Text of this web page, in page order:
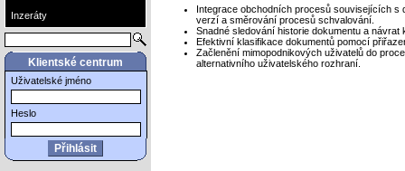
Inzeráty
Klientské centrum
Uživatelské jméno
Heslo
Integrace obchodních procesů souvisejících
verzí a směrování procesů schvalování.
Snadné sledování historie dokumentu a
Efektivní klasifikace dokumentů pomocí
Začlenění mimopodnikových uživatelů do
alternativního uživatelského rozhraní.